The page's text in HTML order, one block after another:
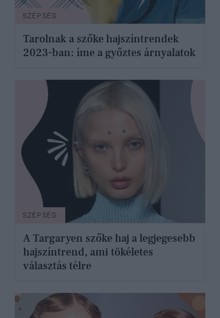
SZÉPSÉG
Tarolnak a szőke hajszíntrendek
2023-ban: íme a győztes árnyalatok
SZÉPSÉG
A Targaryen szőke haj a legjegesebb
hajszíntrend, ami tökéletes
választás télre